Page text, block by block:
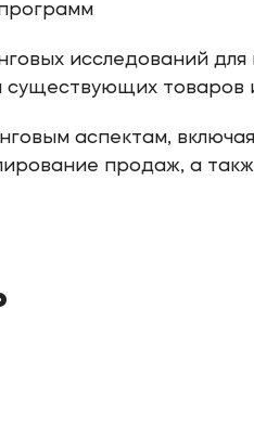
исследований
товаров
аспектам,
продаж, а